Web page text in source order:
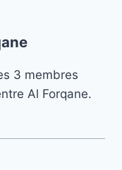
3 membres
Al Forqane.